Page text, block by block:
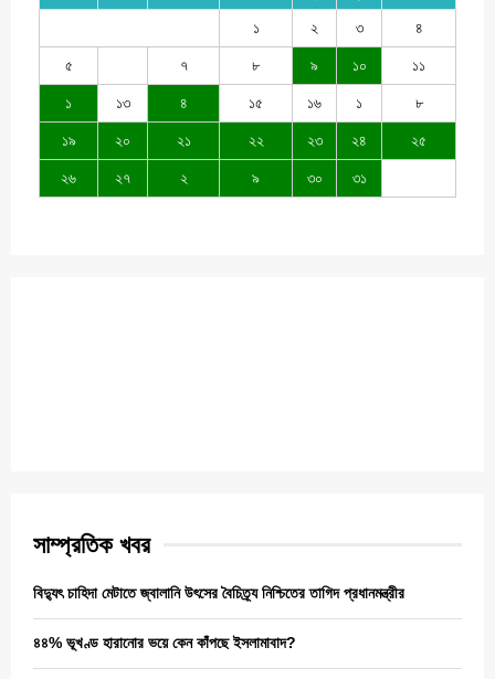
১ ২ ৩ ৪
৫ ৭ ৮ ৯ ১০ ১১
১ ১৩ ৪ ১৫ ১৬ ১ ৮
১৯ ২০ ২১ ২২ ২৩ ২৪ ২৫
২৬ ২৭ ২ ৯ ৩০ ৩১
সাম্প্রতিক খবর
বিদ্যুৎ চাহিদা মেটাতে জ্বালানি উৎসের বৈচিত্র্য নিশ্চিতের তাগিদ প্রধানমন্ত্রীর
৪৪% ভূখণ্ড হারানোর ভয়ে কেন কাঁপছে ইসলামাবাদ?